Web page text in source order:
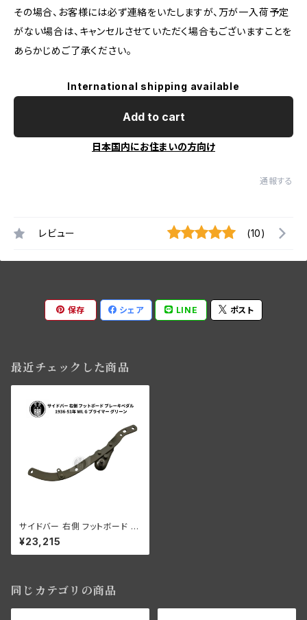
その場合、お客様には必ず連絡をいたしますが、万が一入荷予定
がない場合は、キャンセルさせていただく場合もございますことを
あらかじめご了承ください。
International shipping available
Add to cart
日本国内にお住まいの方向け
通報する
レビュー (10)
保存 シェア LINE ポスト
最近チェックした商品
サイドバー 右側 フットボード ブ
レーキペダル ハーレーダビッド
ソン 1936-51年 WL G プライ
マー グリーン
¥23,215
同じカテゴリの商品